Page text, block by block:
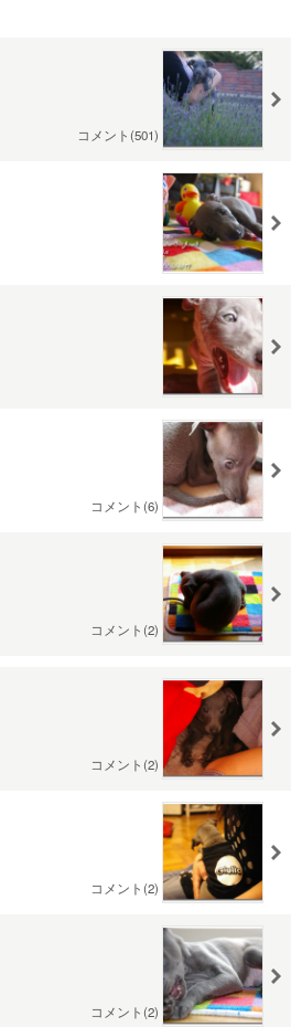
コメント(501)
コメント(6)
コメント(2)
コメント(2)
コメント(2)
コメント(2)